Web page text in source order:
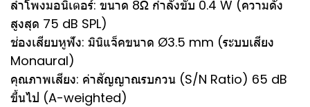
ลำโพงมอนิเตอร์: ขนาด 8Ω กำลังขับ 0.4 W (ความดัง
สูงสุด 75 dB SPL)
ช่องเสียบหูฟัง: มินิแจ็คขนาด Ø3.5 mm (ระบบเสียง
Monaural)
คุณภาพเสียง: ค่าสัญญาณรบกวน (S/N Ratio) 65 dB
ขึ้นไป (A-weighted)